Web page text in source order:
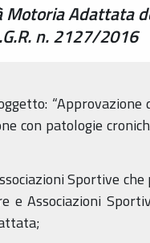
Motoria Adattata
n. 2127/2016
con patologie
Sportive
e Associazioni